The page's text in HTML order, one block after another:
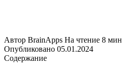
Автор BrainApps На чтение 8 мин
Опубликовано 05.01.2024
Содержание